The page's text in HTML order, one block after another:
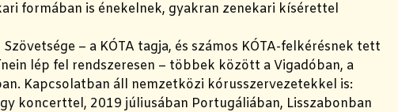
formában is énekelnek, gyakran zenekari kísérettel
– a KÓTA tagja, és számos KÓTA-felkérésnek tett
lép fel rendszeresen – többek között a Vigadóban, a
Kapcsolatban áll nemzetközi kórusszervezetekkel is:
koncerttel, 2019 júliusában Portugáliában, Lisszabonban